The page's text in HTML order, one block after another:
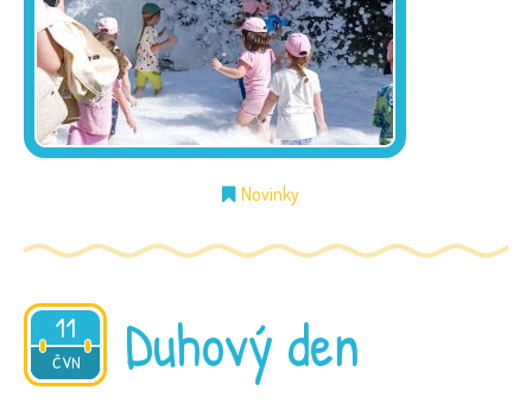
Novinky
11
ČVN
2026 Duhový den